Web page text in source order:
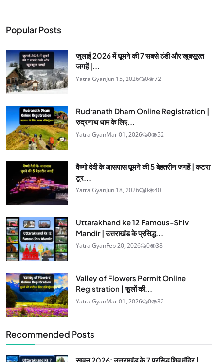
Popular Posts
जुलाई 2026 में घूमने की 7 सबसे ठंडी और खूबसूरत
जगहें |...
Yatra GyanJun 15, 2026 0 72
Rudranath Dham Online Registration |
रुद्रनाथ धाम के लिए...
Yatra GyanMar 01, 2026 0 52
वैष्णो देवी के आसपास घूमने की 5 बेहतरीन जगहें | कटरा
टूर...
Yatra GyanJun 18, 2026 0 40
Uttarakhand ke 12 Famous-Shiv
Mandir | उत्तराखंड के प्रसिद्ध...
Yatra GyanFeb 20, 2026 0 38
Valley of Flowers Permit Online
Registration | फूलों की...
Yatra GyanMar 01, 2026 0 32
Recommended Posts
सावन 2026: उत्तराखंड के 7 प्रसिद्ध शिव मंदिर |